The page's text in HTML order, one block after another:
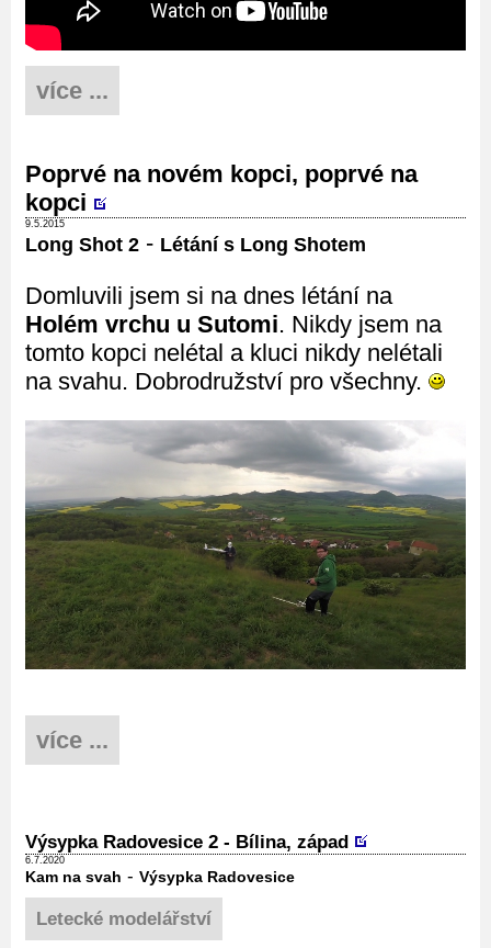
více ...
Poprvé na novém kopci, poprvé na
kopci
9.5.2015
Long Shot 2 - Létání s Long Shotem
Domluvili jsem si na dnes létání na
Holém vrchu u Sutomi. Nikdy jsem na
tomto kopci nelétal a kluci nikdy nelétali
na svahu. Dobrodružství pro všechny.
více ...
Výsypka Radovesice 2 - Bílina, západ
6.7.2020
Kam na svah - Výsypka Radovesice
Letecké modelářství